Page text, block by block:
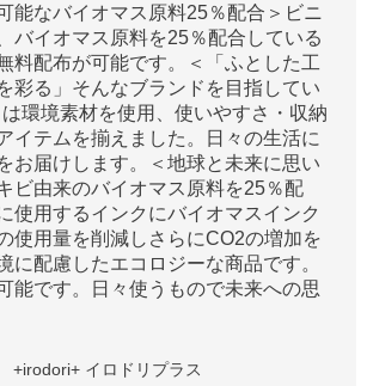
能なバイオマス原料25％配合＞ビニ
バイオマス原料を25％配合している
料配布が可能です。＜「ふとした工
彩る」そんなブランドを目指してい
環境素材を使用、使いやすさ・収納
イテムを揃えました。日々の生活に
お届けします。＜地球と未来に思い
ビ由来のバイオマス原料を25％配
使用するインクにバイオマスインク
使用量を削減しさらにCO2の増加を
に配慮したエコロジーな商品です。
能です。日々使うもので未来への思
+irodori+ イロドリプラス